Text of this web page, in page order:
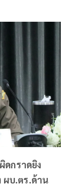
ดกราดยิง
ผบ.ตร.ด้าน